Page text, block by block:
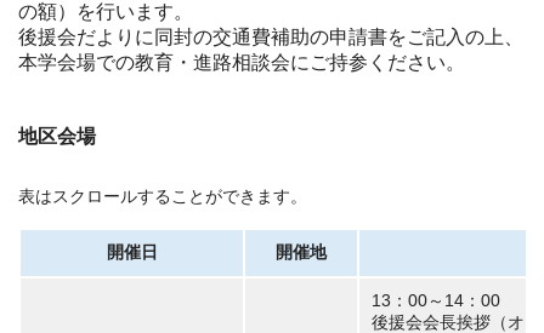
の額）を行います。
後援会だよりに 同封の交通費補助の申請書をご記入の上、
本学会場での教育・進路相談会にご持参ください。
地区会場
表はスクロールすることができます。
開催日 開催地
13：00～14：00
後援会会長挨拶（オ